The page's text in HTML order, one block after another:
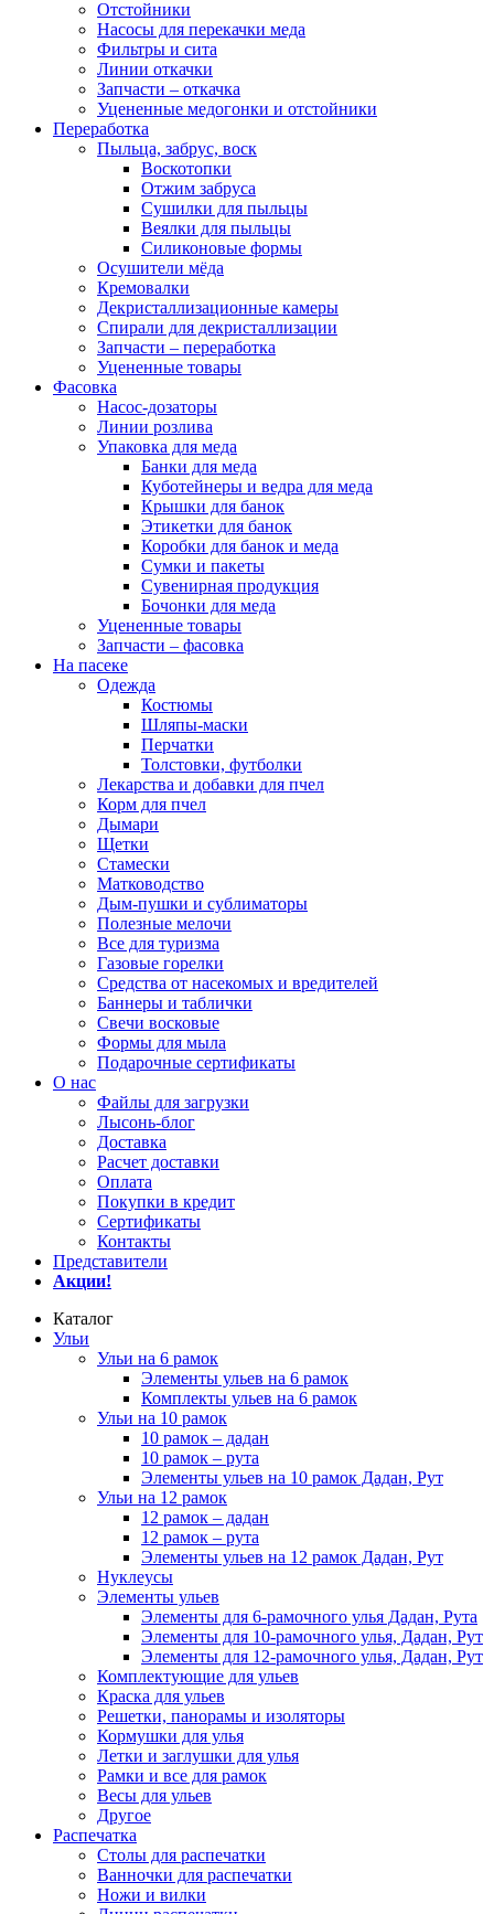
Отстойники
Насосы для перекачки меда
Фильтры и сита
Линии откачки
Запчасти – откачка
Уцененные медогонки и отстойники
Переработка
Пыльца, забрус, воск
Воскотопки
Отжим забруса
Сушилки для пыльцы
Веялки для пыльцы
Силиконовые формы
Осушители мёда
Кремовалки
Декристаллизационные камеры
Спирали для декристаллизации
Запчасти – переработка
Уцененные товары
Фасовка
Насос-дозаторы
Линии розлива
Упаковка для меда
Банки для меда
Куботейнеры и ведра для меда
Крышки для банок
Этикетки для банок
Коробки для банок и меда
Сумки и пакеты
Сувенирная продукция
Бочонки для меда
Уцененные товары
Запчасти – фасовка
На пасеке
Одежда
Костюмы
Шляпы-маски
Перчатки
Толстовки, футболки
Лекарства и добавки для пчел
Корм для пчел
Дымари
Щетки
Стамески
Матководство
Дым-пушки и сублиматоры
Полезные мелочи
Все для туризма
Газовые горелки
Средства от насекомых и вредителей
Баннеры и таблички
Свечи восковые
Формы для мыла
Подарочные сертификаты
О нас
Файлы для загрузки
Лысонь-блог
Доставка
Расчет доставки
Оплата
Покупки в кредит
Сертификаты
Контакты
Представители
Акции!
Каталог
Ульи
Ульи на 6 рамок
Элементы ульев на 6 рамок
Комплекты ульев на 6 рамок
Ульи на 10 рамок
10 рамок – дадан
10 рамок – рута
Элементы ульев на 10 рамок Дадан, Рут
Ульи на 12 рамок
12 рамок – дадан
12 рамок – рута
Элементы ульев на 12 рамок Дадан, Рут
Нуклеусы
Элементы ульев
Элементы для 6-рамочного улья Дадан, Рута
Элементы для 10-рамочного улья, Дадан, Рут
Элементы для 12-рамочного улья, Дадан, Рут
Комплектующие для ульев
Краска для ульев
Решетки, панорамы и изоляторы
Кормушки для улья
Летки и заглушки для улья
Рамки и все для рамок
Весы для ульев
Другое
Распечатка
Столы для распечатки
Ванночки для распечатки
Ножи и вилки